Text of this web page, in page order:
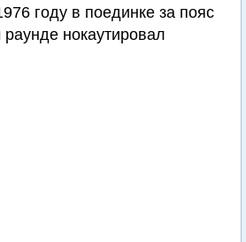
году в поединке за пояс
нокаутировал